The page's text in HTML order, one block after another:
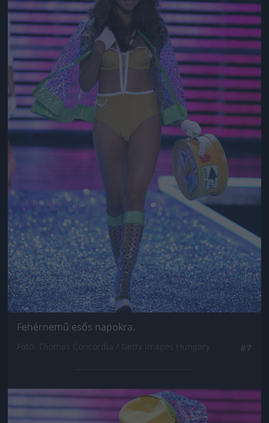
Fehérnemű esős napokra.
Jön még kép!